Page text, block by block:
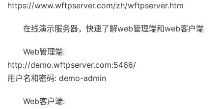
https://www.wftpserver.com/zh/wftpserver.htm
在线演示服务器，快速了解web管理端和web客户端
Web管理端:
http://demo.wftpserver.com:5466/
用户名和密码: demo-admin
Web客户端: